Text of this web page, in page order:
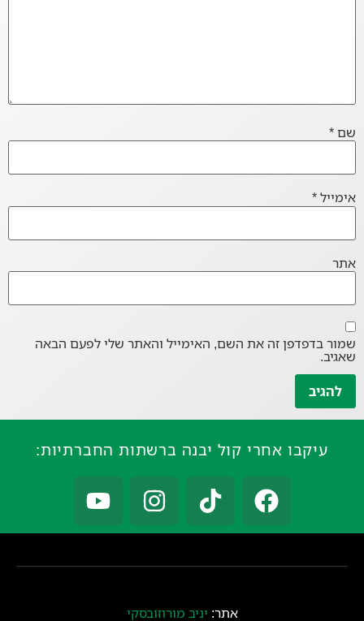
שם*
אימייל*
אתר
שמור בדפדפן זה את השם, האימייל והאתר שלי לפעם הבאה
שאגיב.
עיקבו אחרי קול יבנה ברשתות החברתיות:
אתר: יניב מורוזובסקי